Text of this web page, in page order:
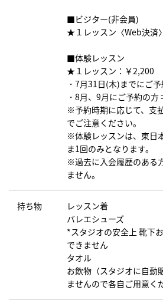
■ビジター(非会員)
★１レッスン〈Web決済
■体験レッスン
★１レッスン：￥2,200
・7月31日(木)までにご
・8月、9月にご予約の
※予約時期に応じて、支
でご注意ください。
※体験レッスンは、東日
ま1回のみとなります。
※過去に入会履歴のある
ません。
持ち物
レッスン着
バレエシューズ
*スタジオの安全上 靴下
できません
タオル
お飲物（スタジオに自動
ませんので各自ご用意く